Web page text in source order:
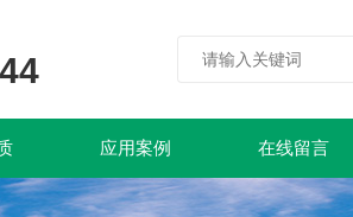
应用案例 在线留言